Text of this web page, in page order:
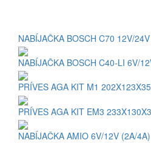
NABÍJAČKA BOSCH C70 12V/
NABÍJAČKA BOSCH C40-LI 6V/
PRÍVES AGA KIT M1
PRÍVES AGA KIT EM3
NABÍJAČKA AMIO 6V/12V (2A/4A)